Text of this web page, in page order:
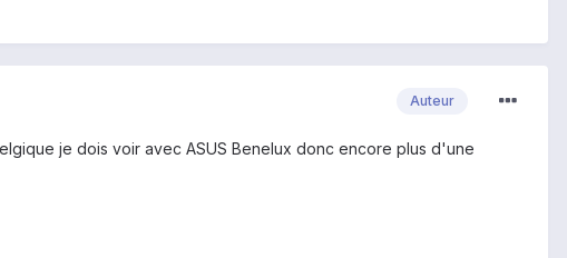
Auteur
je dois voir avec ASUS Benelux donc encore plus d'une